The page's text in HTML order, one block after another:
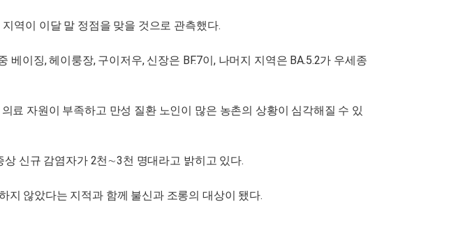
역이 이달 말 정점을 맞을 것으로 관측했다.
이징, 헤이룽장, 구이저우, 신장은 BF.7이, 나머지 지역은 BA.5.2가 우세종
료 자원이 부족하고 만성 질환 노인이 많은 농촌의 상황이 심각해질 수 있
신규 감염자가 2천∼3천 명대라고 밝히고 있다.
지 않았다는 지적과 함께 불신과 조롱의 대상이 됐다.